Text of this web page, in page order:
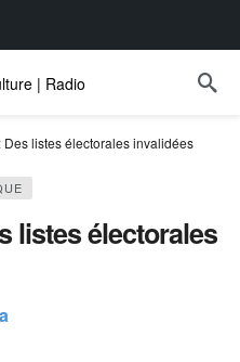
Des listes électorales invalidées
listes électorales